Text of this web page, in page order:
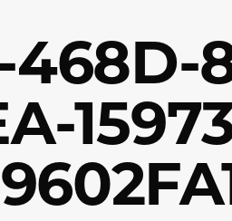
468D-